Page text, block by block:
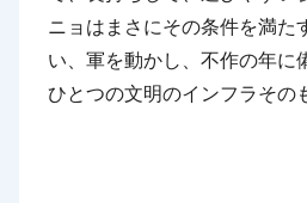
ニョはまさにその条件を満た
い、軍を動かし、不作の年
ひとつの文明のインフラその